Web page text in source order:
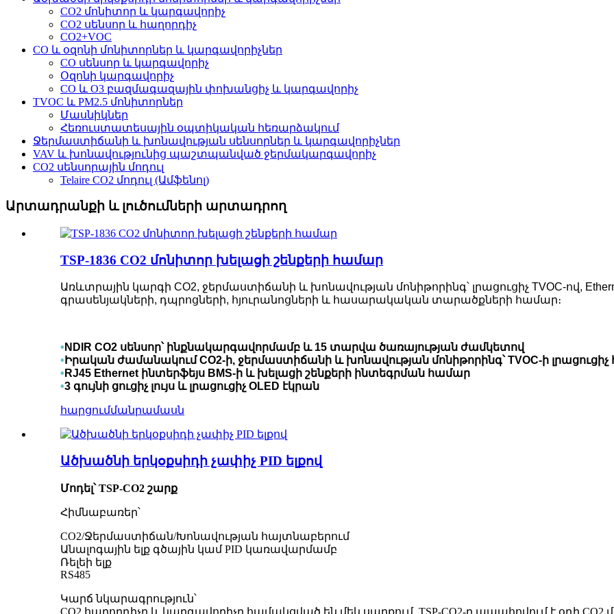
CO2 մոնիտոր և կարգավորիչ
CO2 սենսոր և հաղորդիչ
CO2+VOC
CO և օզոնի մոնիտորներ և կարգավորիչներ
CO սենսոր և կարգավորիչ
Օզոնի կարգավորիչ
CO և O3 բազմագազային փոխանցիչ և կարգավորիչ
TVOC և PM2.5 մոնիտորներ
Մասնիկներ
Հեռուստատեսային օպտիկական հեռարձակում
Ջերմաստիճանի և խոնավության սենսորներ և կարգավորիչներ
VAV և խոնավությունից պաշտպանված ջերմակարգավորիչ
CO2 սենսորային մոդուլ
Telaire CO2 մոդուլ (Ամֆենոլ)
Արտադրանքի և լուծումների արտադրող
TSP-1836 CO2 մոնիտոր խելացի շենքերի համար
Առևտրային կարգի CO2, ջերմաստիճանի և խոնավության մոնիթորինգ՝ լրացուցիչ TVOC-ով,
գրասենյակների, դպրոցների, հյուրանոցների և հասարակական տարածքների համար։
• NDIR CO2 սենսոր՝ ինքնակարգավորմամբ և 15 տարվա ծառայության ժամկետով
• Իրական ժամանակում CO2-ի, ջերմաստիճանի և խոնավության մոնիթորինգ՝ TVOC-ի
• RJ45 Ethernet ինտերֆեյս BMS-ի և խելացի շենքերի ինտեգրման համար
•3 գույնի ցուցիչ լույս և լրացուցիչ OLED էկրան
հարցումմանրամասն
Ածխածնի երկօքսիդի չափիչ PID ելքով
Մոդել՝ TSP-CO2 շարք
Հիմնաբառեր՝
CO2/Ջերմաստիճան/Խոնավության հայտնաբերում
Անալոգային ելք գծային կամ PID կառավարմամբ
Ռելեի ելք
RS485
Կարճ նկարագրություն՝
CO2 հաղորդիչը և կարգավորիչը համակցված են մեկ սարքում, TSP-CO2-ը ապահովում է օդի CO2